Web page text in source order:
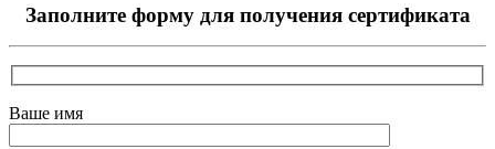
Заполните форму для получения сертификата
Ваше имя